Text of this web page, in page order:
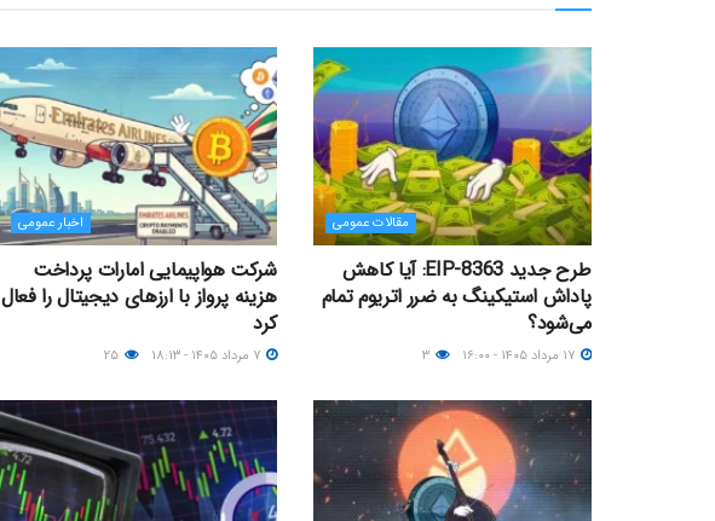
مقالات عمومی
طرح جدید EIP-8363: آیا کاهش
پاداش استیکینگ به ضرر اتریوم تمام
می‌شود؟
اخبار عمومی
شرکت هواپیمایی امارات پرداخت
هزینه پرواز با ارزهای دیجیتال را فعال
کرد